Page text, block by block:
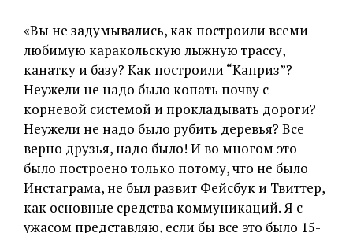
«Вы не задумывались, как построили всеми
любимую каракольскую лыжную трассу,
канатку и базу? Как построили “Каприз”?
Неужели не надо было копать почву с
корневой системой и прокладывать дороги?
Неужели не надо было рубить деревья? Все
верно друзья, надо было! И во многом это
было построено только потому, что не было
Инстаграма, не был развит Фейсбук и Твиттер,
как основные средства коммуникаций. Я с
ужасом представляю, если бы все это было 15-